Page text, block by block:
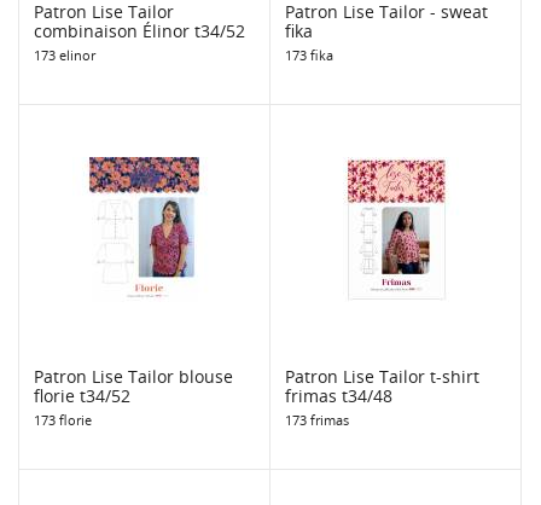
Patron Lise Tailor
combinaison Élinor t34/52
173 elinor
Patron Lise Tailor - sweat
fika
173 fika
Patron Lise Tailor blouse
florie t34/52
173 florie
Patron Lise Tailor t-shirt
frimas t34/48
173 frimas